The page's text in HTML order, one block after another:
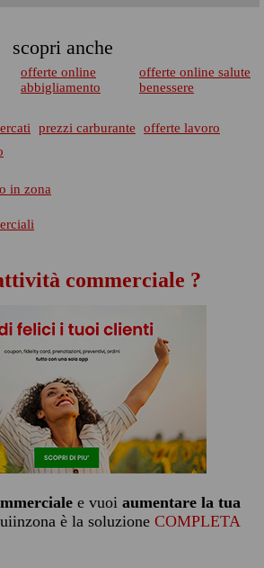
scopri anche
offerte online
abbigliamento
offerte online salute
benessere
prezzi carburante
offerte lavoro
in zona
commerciale ?
e vuoi aumentare la tua
è la soluzione COMPLETA